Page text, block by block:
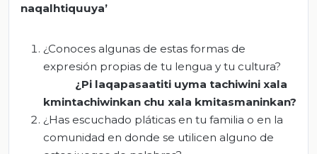
naqalhtiquuya’
¿Conoces algunas de estas formas de
expresión propias de tu lengua y tu cultura?
¿Pi laqapasaatiti uyma tachiwini xala
kmintachiwinkan chu xala kmitasmaninkan?
¿Has escuchado pláticas en tu familia o en la
comunidad en donde se utilicen alguno de